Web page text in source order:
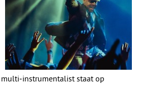
staat op